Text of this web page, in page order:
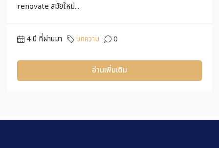
renovate สมัยใหม่...
4 ปี ที่ผ่านมา บทความ 0
อ่านเพิ่มเติม